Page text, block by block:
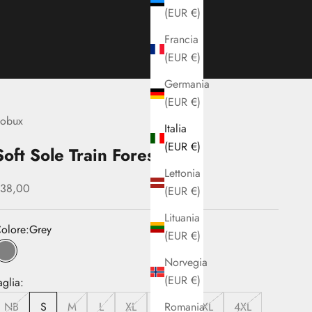
(EUR €)
Francia
(EUR €)
Germania
(EUR €)
Italia
(EUR €)
Lettonia
(EUR €)
Lituania
(EUR €)
Norvegia
(EUR €)
Romania
Sole Train Forest
scontato
Grey
Grey
NB
S M L XL 2XL 3XL 4XL